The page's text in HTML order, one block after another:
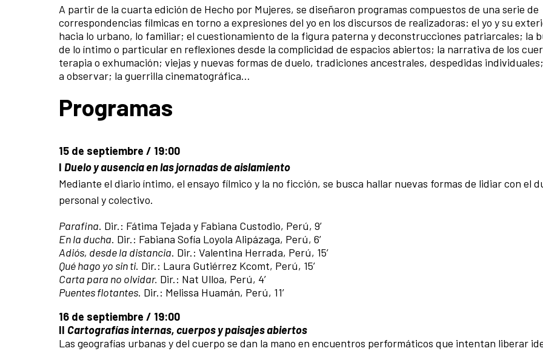
A partir de la cuarta edición de Hecho por Mujeres, se diseñaron programas compuestos de una serie de
correspondencias fílmicas en torno a expresiones del yo en los discursos de realizadoras: el yo y su
hacia lo urbano, lo familiar; el cuestionamiento de la figura paterna y deconstrucciones patriarcales; la
de lo íntimo o particular en reflexiones desde la complicidad de espacios abiertos; la narrativa de los
terapia o exhumación; viejas y nuevas formas de duelo, tradiciones ancestrales, despedidas
a observar; la guerrilla cinematográfica…
Programas
15 de septiembre / 19:00
I Duelo y ausencia en las jornadas de aislamiento
Mediante el diario íntimo, el ensayo fílmico y la no ficción, se busca hallar nuevas formas de lidiar con el
personal y colectivo.
Parafina. Dir.: Fátima Tejada y Fabiana Custodio, Perú, 9’
En la ducha. Dir.: Fabiana Sofía Loyola Alipázaga, Perú, 6’
Adiós, desde la distancia. Dir.: Valentina Herrada, Perú, 15’
Qué hago yo sin ti. Dir.: Laura Gutiérrez Kcomt, Perú, 15’
Carta para no olvidar. Dir.: Nat Ulloa, Perú, 4’
Puentes flotantes. Dir.: Melissa Huamán, Perú, 11’
16 de septiembre / 19:00
II Cartografías internas, cuerpos y paisajes abiertos
Las geografías urbanas y del cuerpo se dan la mano en encuentros performáticos que intentan liberar